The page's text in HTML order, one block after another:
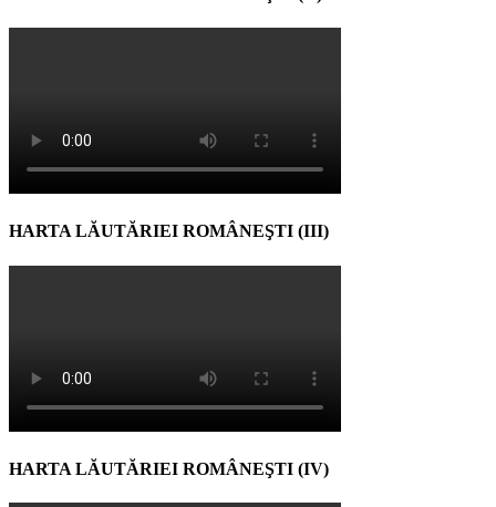
HARTA LĂUTĂRIEI ROMÂNEŞTI (III)
HARTA LĂUTĂRIEI ROMÂNEŞTI (IV)